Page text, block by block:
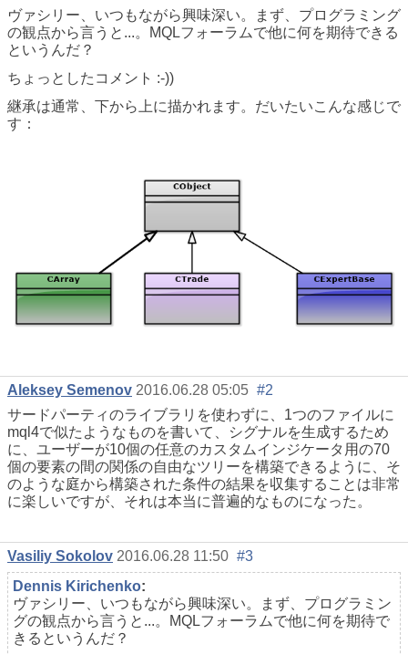
ヴァシリー、いつもながら興味深い。まず、プログラミング
の観点から言うと...。MQLフォーラムで他に何を期待できる
というんだ？
ちょっとしたコメント :-))
継承は通常、下から上に描かれます。だいたいこんな感じで
す：
Aleksey Semenov 2016.06.28 05:05 #2
サードパーティのライブラリを使わずに、1つのファイルに
mql4で似たようなものを書いて、シグナルを生成するため
に、ユーザーが10個の任意のカスタムインジケータ用の70
個の要素の間の関係の自由なツリーを構築できるように、そ
のような庭から構築された条件の結果を収集することは非常
に楽しいですが、それは本当に普遍的なものになった。
Vasiliy Sokolov 2016.06.28 11:50 #3
Dennis Kirichenko:
ヴァシリー、いつもながら興味深い。まず、プログラミン
グの観点から言うと...。MQLフォーラムで他に何を期待で
きるというんだ？